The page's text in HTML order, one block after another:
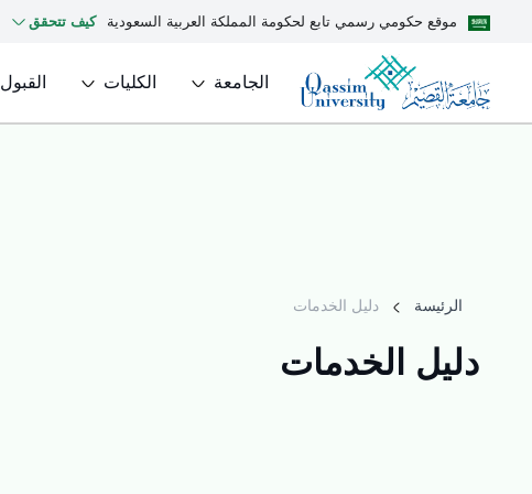
موقع حكومي رسمي تابع لحكومة المملكة العربية السعودية كيف تتحقق
الجامعة الكليات القبول
الرئيسة دليل الخدمات
دليل الخدمات